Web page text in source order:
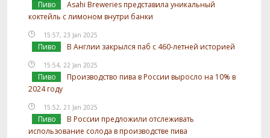
Пиво
Asahi Breweries представила уникальный
коктейль с лимоном внутри банки
15:57, 23 Jan 2025
Пиво В Англии закрылся паб с 460-летней историей
15:54, 22 Jan 2025
Пиво
Производство пива в России выросло на 10% в
2024 году
15:52, 21 Jan 2025
Пиво
В России предложили отслеживать
использование солода в производстве пива